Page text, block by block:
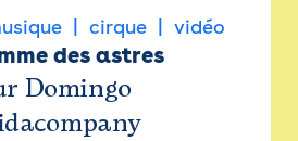
cirque vidéo
des astres
Domingo